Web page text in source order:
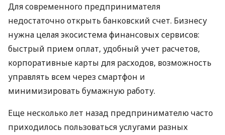
Для современного предпринимателя
недостаточно открыть банковский счет. Бизнесу
нужна целая экосистема финансовых сервисов:
быстрый прием оплат, удобный учет расчетов,
корпоративные карты для расходов, возможность
управлять всем через смартфон и
минимизировать бумажную работу.
Еще несколько лет назад предпринимателю часто
приходилось пользоваться услугами разных